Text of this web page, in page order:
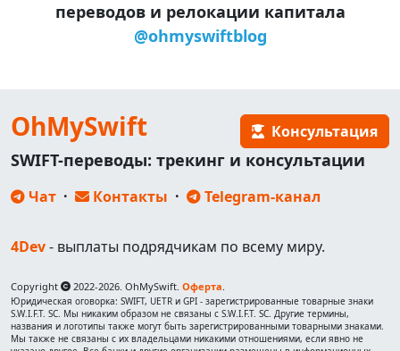
переводов и релокации капитала
@ohmyswiftblog
OhMySwift Консультация
SWIFT-переводы: трекинг и консультации
Чат · Контакты · Telegram-канал
4Dev- выплаты подрядчикам по всему миру.
Copyright 2022-2026. OhMySwift. Оферта.
Юридическая оговорка: SWIFT, UETR и GPI - зарегистрированные товарные знаки
S.W.I.F.T. SC. Мы никаким образом не связаны с S.W.I.F.T. SC. Другие термины,
названия и логотипы также могут быть зарегистрированными товарными знаками.
Мы также не связаны с их владельцами никакими отношениями, если явно не